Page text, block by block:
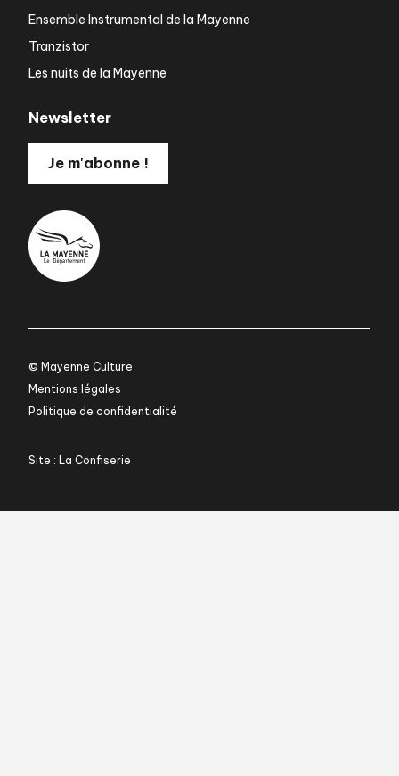
Ensemble Instrumental de la Mayenne
Tranzistor
Les nuits de la Mayenne
Newsletter
Je m'abonne !
© Mayenne Culture
Mentions légales
Politique de confidentialité
Site : La Confiserie